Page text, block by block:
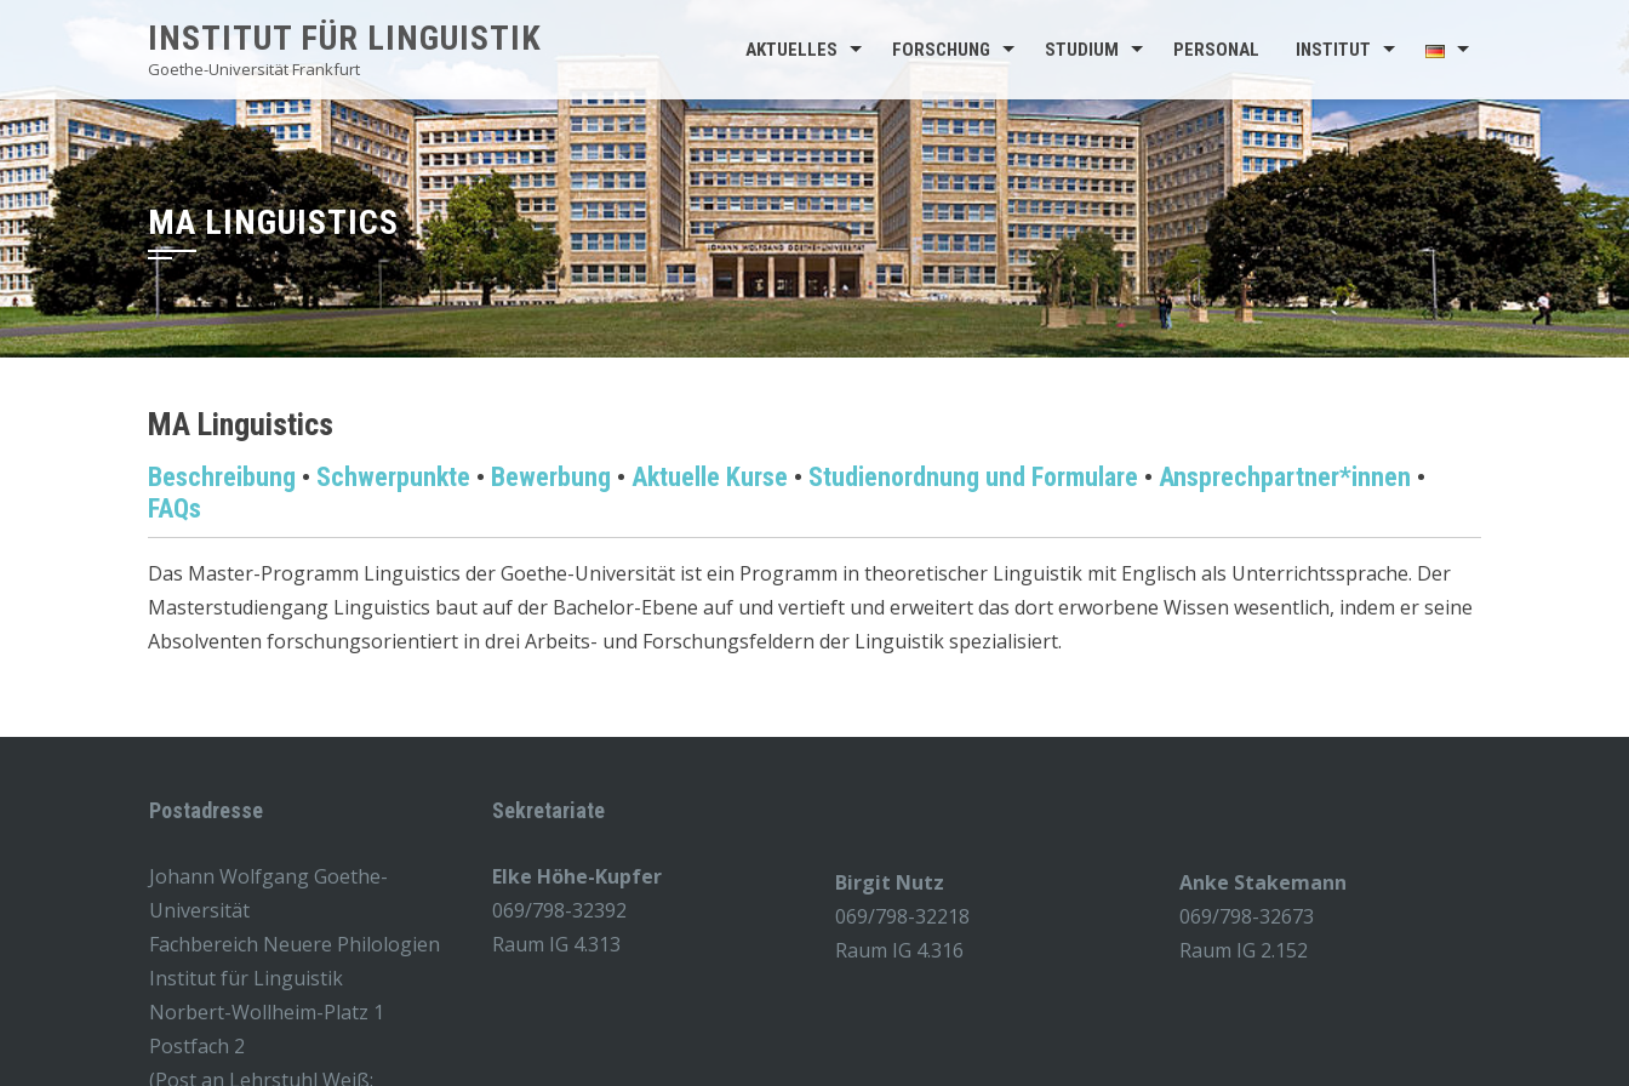
INSTITUT FÜR LINGUISTIK
Goethe-Universität Frankfurt
AKTUELLES FORSCHUNG STUDIUM PERSONAL INSTITUT
MA LINGUISTICS
MA Linguistics
Beschreibung • Schwerpunkte • Bewerbung • Aktuelle Kurse • Studienordnung und Formulare • Ansprechpartner*innen •
FAQs
Das Master-Programm Linguistics der Goethe-Universität ist ein Programm in theoretischer Linguistik mit Englisch als Unterrichtssprache. Der
Masterstudiengang Linguistics baut auf der Bachelor-Ebene auf und vertieft und erweitert das dort erworbene Wissen wesentlich, indem er seine
Absolventen forschungsorientiert in drei Arbeits- und Forschungsfeldern der Linguistik spezialisiert.
Postadresse
Johann Wolfgang Goethe-
Universität
Fachbereich Neuere Philologien
Institut für Linguistik
Norbert-Wollheim-Platz 1
Postfach 2
(Post an Lehrstuhl Weiß:
Sekretariate
Elke Höhe-Kupfer
069/798-32392
Raum IG 4.313
Birgit Nutz
069/798-32218
Raum IG 4.316
Anke Stakemann
069/798-32673
Raum IG 2.152